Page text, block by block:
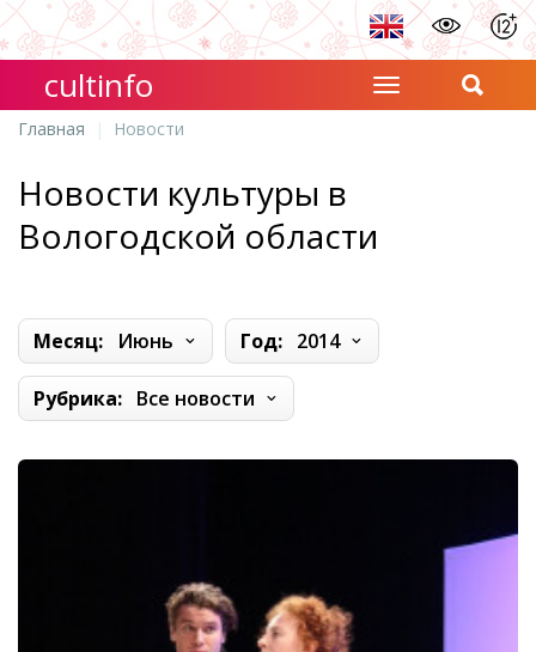
cultinfo
Главная Новости
Новости культуры в
Вологодской области
Месяц: Июнь Год: 2014
Рубрика: Все новости